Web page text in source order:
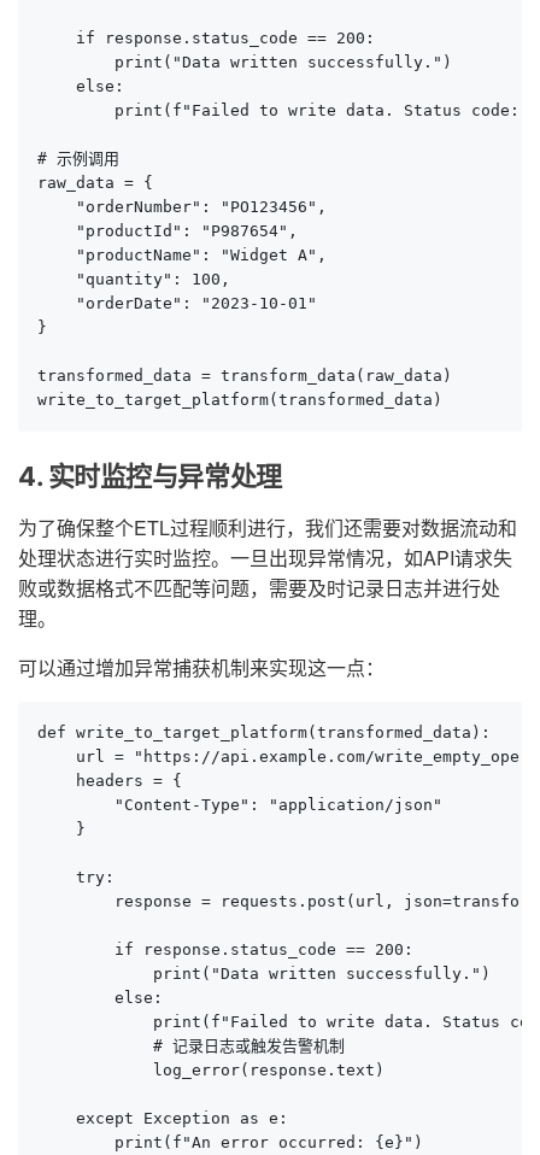
    if response.status_code == 200:
        print("Data written successfully.")
    else:
print(f"Failed to write data. Status code:
# 示例调用
raw_data = {
    "orderNumber": "PO123456",
    "productId": "P987654",
    "productName": "Widget A",
    "quantity": 100,
    "orderDate": "2023-10-01"
}
transformed_data = transform_data(raw_data)
write_to_target_platform(transformed_data)
4. 实时监控与异常处理
为了确保整个ETL过程顺利进行，我们还需要对数据流动和
处理状态进行实时监控。一旦出现异常情况，如API请求失
败或数据格式不匹配等问题，需要及时记录日志并进行处
理。
可以通过增加异常捕获机制来实现这一点：
def write_to_target_platform(transformed_data):
url = "https://api.example.com/
    headers = {
        "Content-Type": "application/json"
    }
    try:
response = requests.post(url,
        if response.status_code == 200:
            print("Data written successfully.")
        else:
print(f"Failed to write data. Status
            # 记录日志或触发告警机制
            log_error(response.text)
    except Exception as e:
        print(f"An error occurred: {e}")